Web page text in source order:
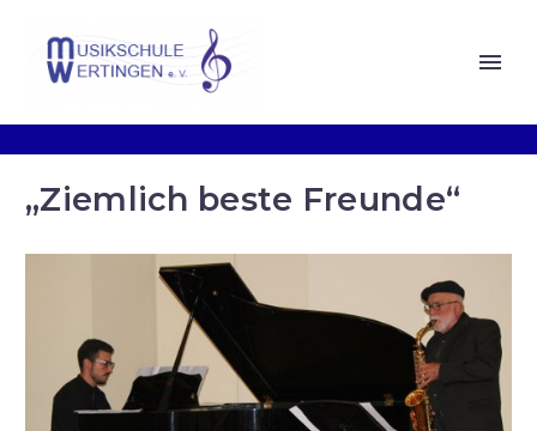
„Ziemlich beste Freunde“